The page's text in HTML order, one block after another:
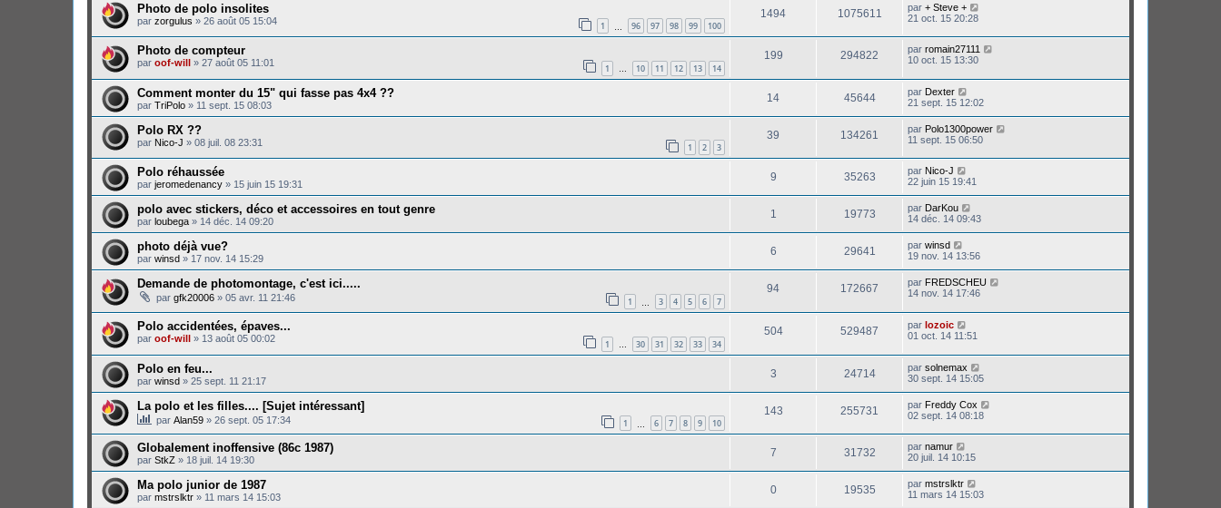
Photo de polo insolites
par zorgulus » 26 août 05 15:04 1 96 97 98 99 100
1494 1075611 par + Steve +
21 oct. 15 20:28
Photo de compteur
par oof-will » 27 août 05 11:01 1 … 10 11 12 13 14
199 294822 par romain27111
10 oct. 15 13:30
Comment monter du 15" qui fasse pas 4x4 ??
par TriPolo » 11 sept. 15 08:03
14 45644 par Dexter
21 sept. 15 12:02
Polo RX ??
par Nico-J » 08 juil. 08 23:31 1 2 3
39 134261 par Polo1300power
11 sept. 15 06:50
Polo réhaussée
par jeromedenancy » 15 juin 15 19:31
9 35263 par Nico-J
22 juin 15 19:41
polo avec stickers, déco et accessoires en tout genre
par loubega » 14 déc. 14 09:20
1 19773 par DarKou
14 déc. 14 09:43
photo déjà vue?
par winsd » 17 nov. 14 15:29
6 29641 par winsd
19 nov. 14 13:56
Demande de photomontage, c'est ici.....
par gfk20006 » 05 avr. 11 21:46 1 3 4 5 6 7
94 172667 par FREDSCHEU
14 nov. 14 17:46
Polo accidentées, épaves...
par oof-will » 13 août 05 00:02 1 … 30 31 32 33 34
504 529487 par lozoic
01 oct. 14 11:51
Polo en feu...
par winsd » 25 sept. 11 21:17
3 24714 par solnemax
30 sept. 14 15:05
La polo et les filles.... [Sujet intéressant]
par Alan59 » 26 sept. 05 17:34 1 6 7 8 9 10
143 255731 par Freddy Cox
02 sept. 14 08:18
Globalement inoffensive (86c 1987)
par StkZ » 18 juil. 14 19:30
7 31732 par namur
20 juil. 14 10:15
Ma polo junior de 1987
par mstrslktr » 11 mars 14 15:03
0 19535 par mstrslktr
11 mars 14 15:03